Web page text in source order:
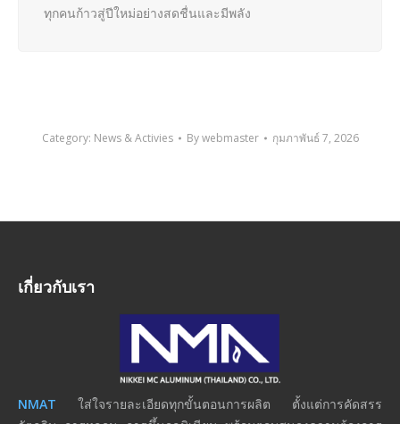
ทุกคนก้าวสู่ปีใหม่อย่างสดชื่นและมีพลัง
Category: News & Activies Bywebmaster กุมภาพันธ์ 7, 2026
เกี่ยวกับเรา
NMAT ใส่ใจรายละเอียดทุกขั้นตอนการผลิต ตั้งแต่การคัดสรร